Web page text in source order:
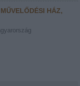
HÁZ,